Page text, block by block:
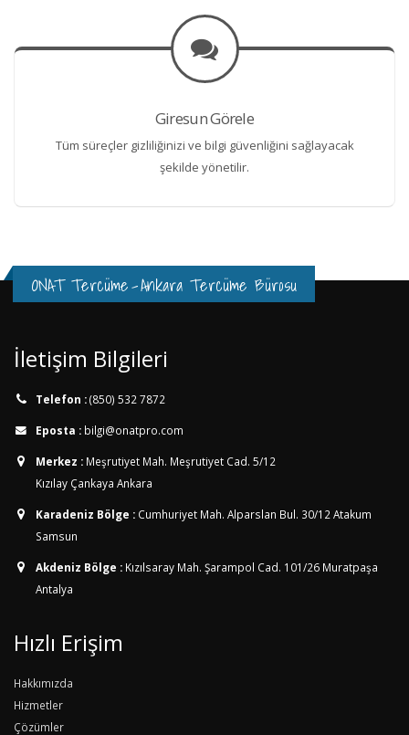
Giresun Görele
Tüm süreçler gizliliğinizi ve bilgi güvenliğini sağlayacak
şekilde yönetilir.
ONAT Tercüme-Ankara Tercüme Bürosu
İletişim Bilgileri
Telefon :(850) 532 7872
Eposta : bilgi@onatpro.com
Merkez : Meşrutiyet Mah. Meşrutiyet Cad. 5/12
Kızılay Çankaya Ankara
Karadeniz Bölge : Cumhuriyet Mah. Alparslan Bul. 30/12 Atakum
Samsun
Akdeniz Bölge : Kızılsaray Mah. Şarampol Cad. 101/26 Muratpaşa
Antalya
Hızlı Erişim
Hakkımızda
Hizmetler
Çözümler